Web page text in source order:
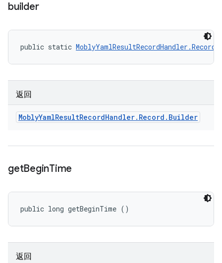
builder
public static
返回
MoblyYamlResultRecordHandler. Record . Builder
getBeginTime
public long getBeginTime ()
返回